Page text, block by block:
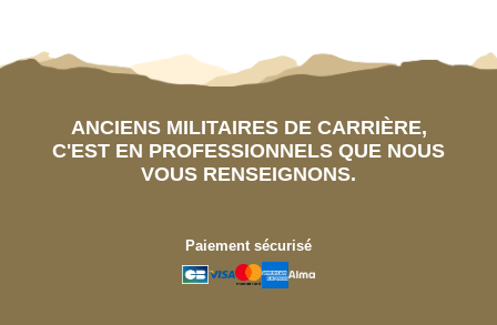
ANCIENS MILITAIRES DE CARRIÈRE,
C'EST EN PROFESSIONNELS QUE NOUS
VOUS RENSEIGNONS.
Paiement sécurisé